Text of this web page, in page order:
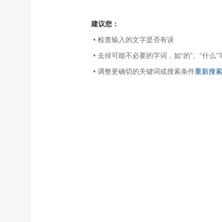
建议您：
• 检查输入的文字是否有误
• 去掉可能不必要的字词，如“的”、“什么”
• 调整更确切的关键词或搜索条件重新搜索